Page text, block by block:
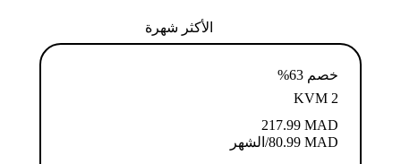
الأكثر شهرة
خصم 63%
KVM 2
MAD
217.99
MAD
80.99/الشهر